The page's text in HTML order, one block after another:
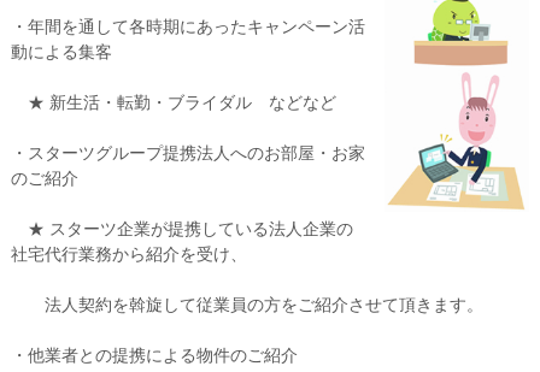
・年間を通して各時期にあったキャンペーン活
動による集客
★ 新生活・転勤・ブライダル などなど
・スターツグループ提携法人へのお部屋・お家
のご紹介
★ スターツ企業が提携している法人企業の
社宅代行業務から紹介を受け、
法人契約を斡旋して従業員の方をご紹介させて頂きます。
・他業者との提携による物件のご紹介